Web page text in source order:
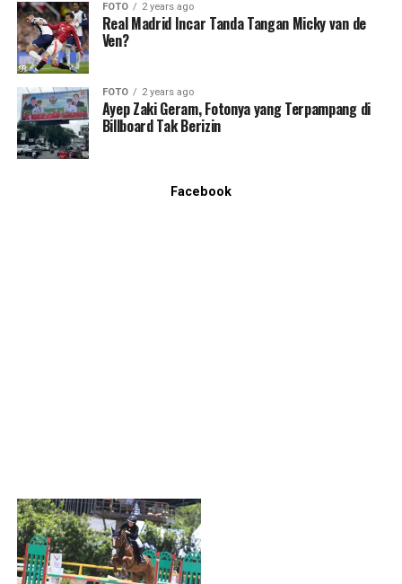
FOTO 2 years ago
Real Madrid Incar Tanda Tangan Micky van de
Ven?
FOTO 2 years ago
Ayep Zaki Geram, Fotonya yang Terpampang di
Billboard Tak Berizin
Facebook